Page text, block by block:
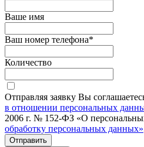
Ваше имя
Ваш номер телефона*
Количество
Отправляя заявку Вы
в отношении персональных
2006 г. № 152-ФЗ «О
обработку персональных данных»
Отправить